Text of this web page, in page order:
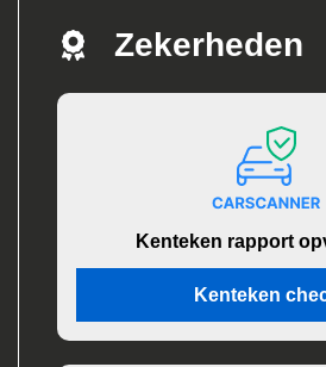
Zekerheden
Kenteken rapport
Kenteken